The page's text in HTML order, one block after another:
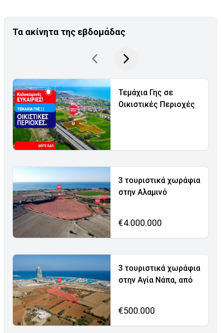
Τα ακίνητα της εβδομάδας
Τεμάχια Γης σε
Οικιστικές Περιοχές
3 τουριστικά χωράφια
στην Αλαμινό
€4.000.000
3 τουριστικά χωράφια
στην Αγία Νάπα, από
€500.000